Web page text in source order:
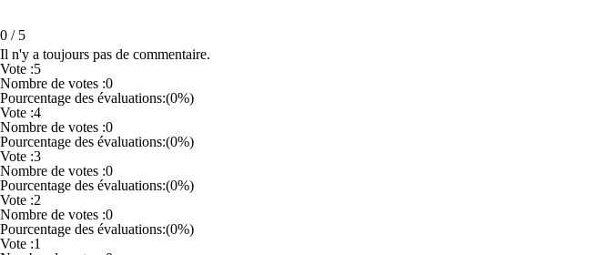
0 / 5
Il n'y a toujours pas de commentaire.
Vote :5
Nombre de votes :0
Pourcentage des évaluations:(0%)
Vote :4
Nombre de votes :0
Pourcentage des évaluations:(0%)
Vote :3
Nombre de votes :0
Pourcentage des évaluations:(0%)
Vote :2
Nombre de votes :0
Pourcentage des évaluations:(0%)
Vote :1